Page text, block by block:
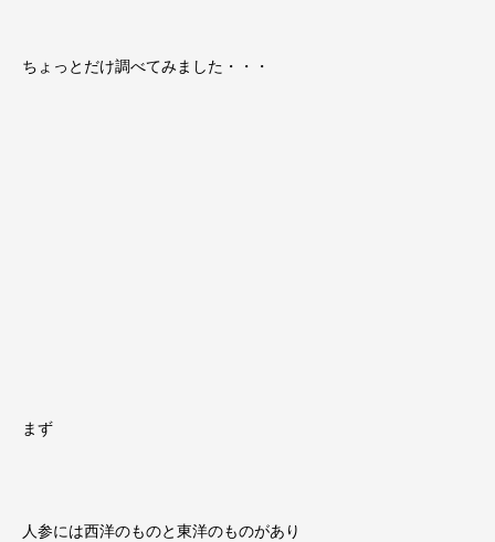
ちょっとだけ調べてみました・・・
まず
人参には西洋のものと東洋のものがあり